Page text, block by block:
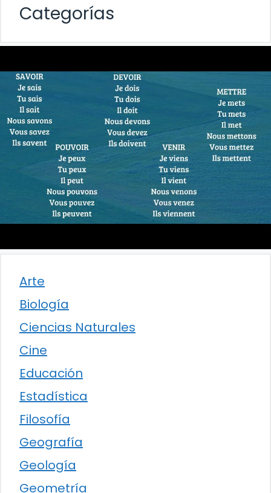
Categorías
Arte
Biología
Ciencias Naturales
Cine
Educación
Estadística
Filosofía
Geografía
Geología
Geometría